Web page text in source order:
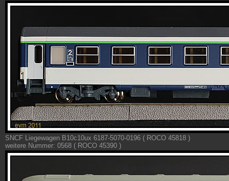
SNCF Liegewagen B10c10ux 6187-5070-0196 ( ROCO 45818 )
weitere Nummer: 0568 ( ROCO 45390 )